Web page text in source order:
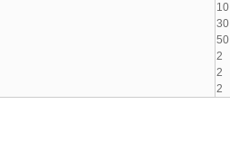
10
30
50
2
2
2